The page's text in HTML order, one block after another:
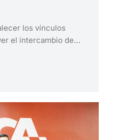
los vínculos
el intercambio de…